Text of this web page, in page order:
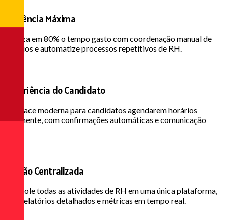
Eficiência Máxima
Reduza em 80% o tempo gasto com coordenação manual de
horários e automatize processos repetitivos de RH.
Experiência do Candidato
Interface moderna para candidatos agendarem horários
facilmente, com confirmações automáticas e comunicação
Gestão Centralizada
Controle todas as atividades de RH em uma única plataforma,
com relatórios detalhados e métricas em tempo real.